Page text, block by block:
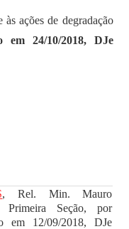
ações de degradação
em 24/10/2018, DJe
, Rel. Min. Mauro
Primeira Seção, por
em 12/09/2018, DJe